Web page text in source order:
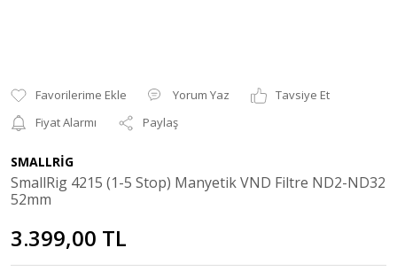
Yorum Yaz
Tavsiye Et
Fiyat Alarmı
Paylaş
SMALLRİG
SmallRig 4215 (1-5 Stop) Manyetik VND Filtre ND2-ND32
52mm
3.399,00 TL